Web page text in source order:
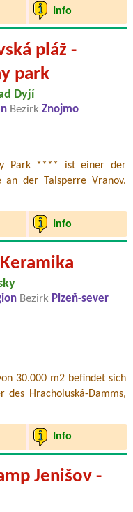
Info
pláž -
park
Dyjí
Bezirk Znojmo
Park **** ist einer der
an der Talsperre Vranov.
Info
Bezirk Plzeň-sever
30.000 m2 befindet sich
Hracholuská-Damms,
Info
Jenišov -